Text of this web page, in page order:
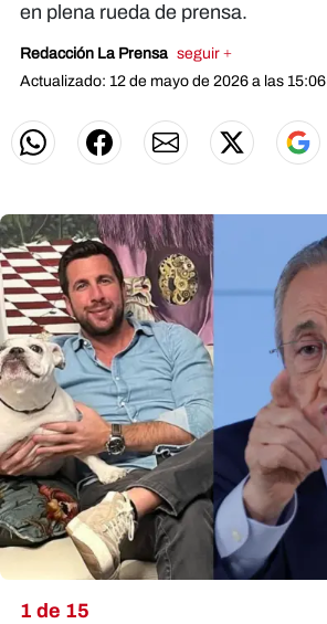
en plena rueda de prensa.
Redacción La Prensa seguir +
Actualizado: 12 de mayo de 2026 a las 15:06
1 de 15